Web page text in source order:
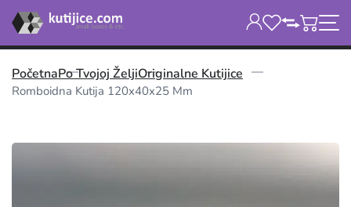
PočetnaPo Tvojoj ŽeljiOriginalne Kutijice
Romboidna Kutija 120x40x25 Mm